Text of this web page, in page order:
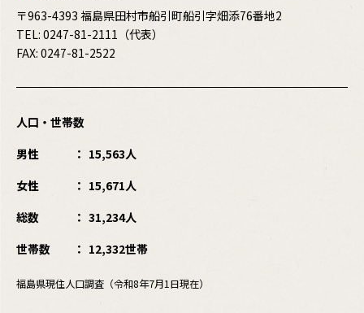
〒963-4393 福島県田村市船引町船引字畑添76番地2
TEL: 0247-81-2111 （代表）
FAX: 0247-81-2522
人口・世帯数
男性
15,563人
女性
15,671人
総数
31,234人
世帯数
12,332世帯
福島県現住人口調査（令和8年7月1日現在）